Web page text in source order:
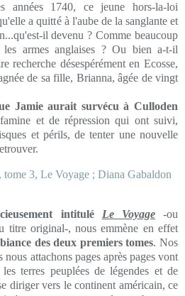
années 1740, ce jeune hors-la-loi
a quitté à l'aube de la sanglante et
il devenu ? Comme beaucoup
les armes anglaises ? Ou bien a-t-il
recherche désespérément en Ecosse,
de sa fille, Brianna, âgée de vingt
Jamie aurait survécu à Culloden
et de répression qui ont suivi,
et périls, de tenter une nouvelle
intitulé Le Voyage-ou
titre original-, nous emmène en effet
des deux premiers tomes. Nos
attachons pages après pages vont
terres peuplées de légendes et de
diriger vers le continent américain, ce